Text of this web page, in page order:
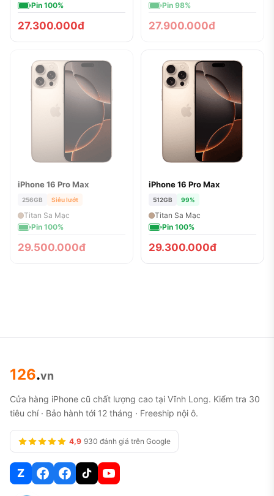
Pin 100%
27.300.000đ
Pin 98%
27.900.000đ
ĐÃ BÁN
iPhone 16 Pro Max
256GB Siêu lướt
Titan Sa Mạc
Pin 100%
29.500.000đ
iPhone 16 Pro Max
512GB 99%
Titan Sa Mạc
Pin 100%
29.300.000đ
126.vn
Cửa hàng iPhone cũ chất lượng cao tại Vĩnh Long. Kiểm tra 30
tiêu chí · Bảo hành tới 12 tháng · Freeship nội ô.
4,9 930 đánh giá trên Google
Z